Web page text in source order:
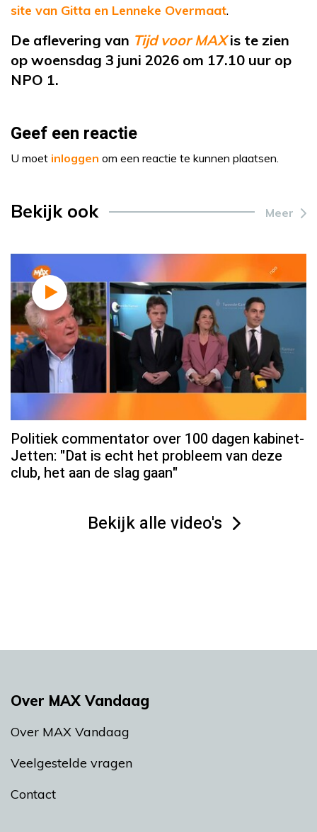
site van Gitta en Lenneke Overmaat.
De aflevering van Tijd voor MAX is te zien
op woensdag 3 juni 2026 om 17.10 uur op
NPO 1.
Geef een reactie
U moet inloggen om een reactie te kunnen plaatsen.
Bekijk ook Meer
Politiek commentator over 100 dagen kabinet-
Jetten: "Dat is echt het probleem van deze
club, het aan de slag gaan"
Bekijk alle video's
Over MAX Vandaag
Over MAX Vandaag
Veelgestelde vragen
Contact